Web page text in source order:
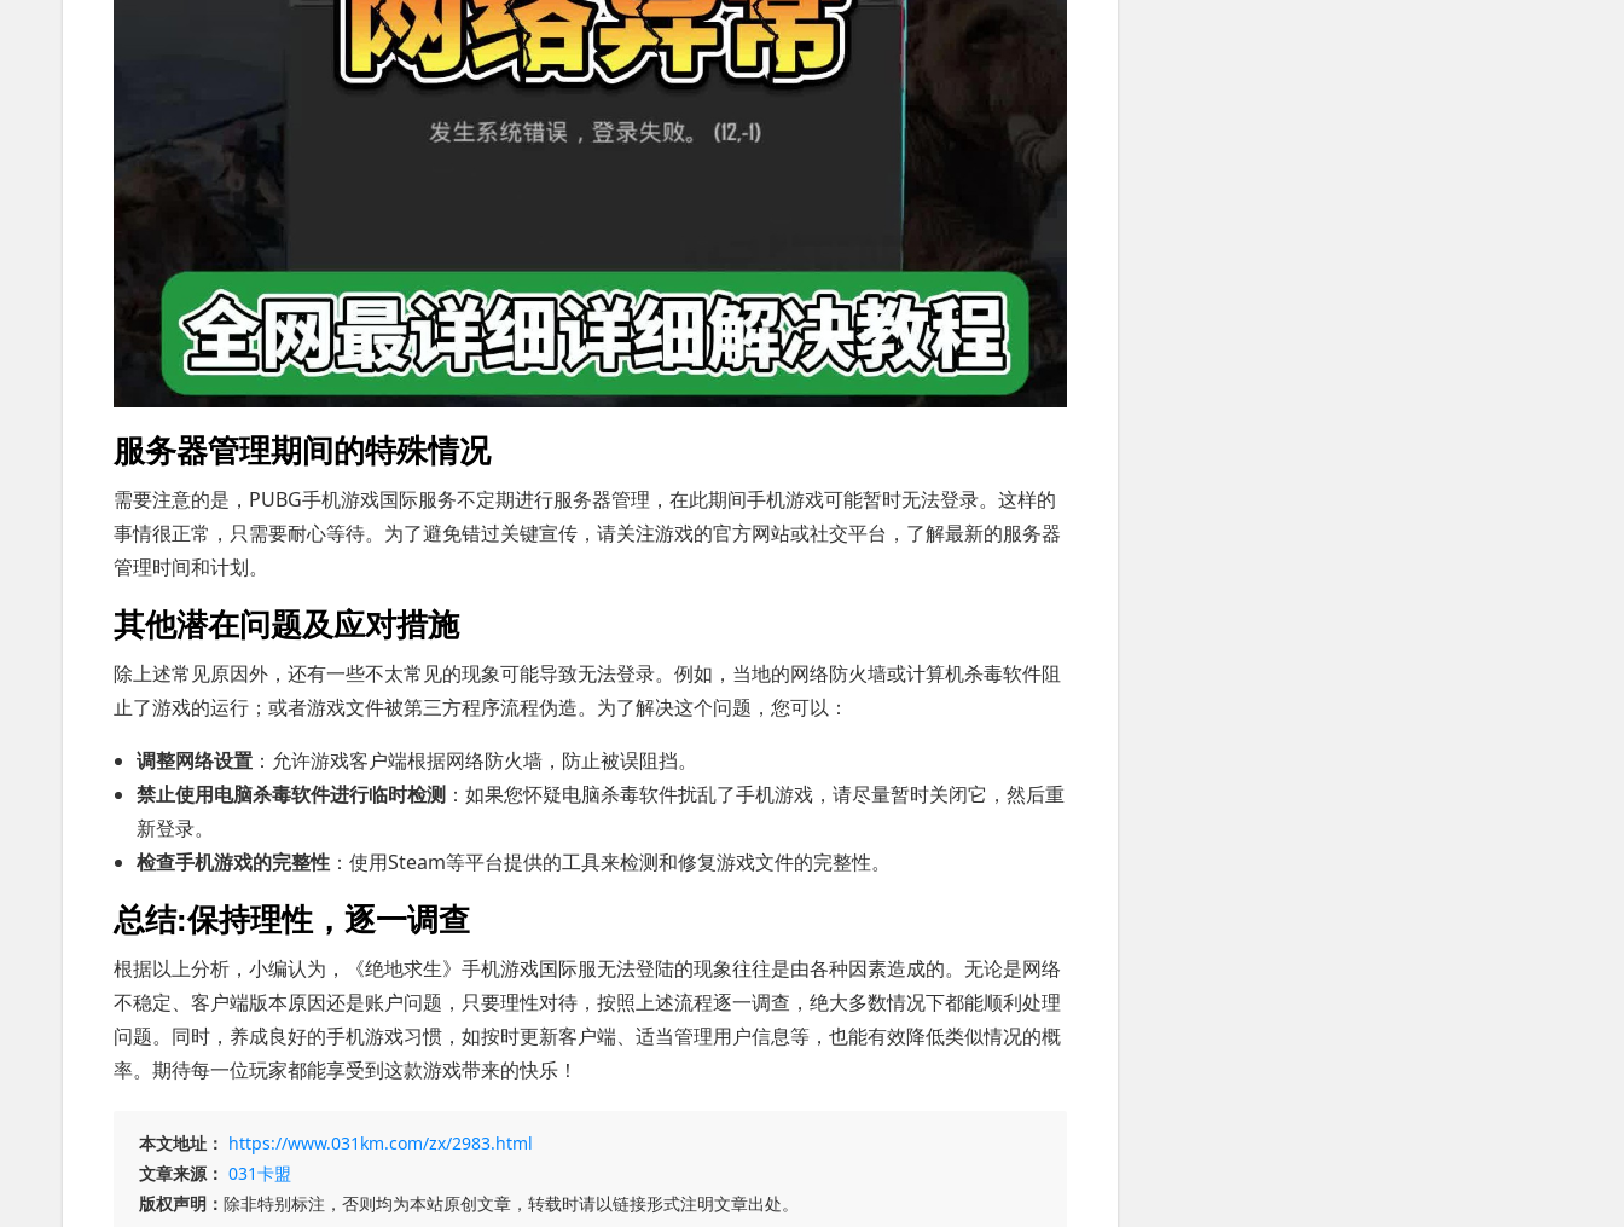
服务器管理期间的特殊情况
需要注意的是，PUBG手机游戏国际服务不定期进行服务器管理，在此期间手机游戏可能暂时无法登录。这样的
事情很正常，只需要耐心等待。为了避免错过关键宣传，请关注游戏的官方网站或社交平台，了解最新的服务器
管理时间和计划。
其他潜在问题及应对措施
除上述常见原因外，还有一些不太常见的现象可能导致无法登录。例如，当地的网络防火墙或计算机杀毒软件阻
止了游戏的运行；或者游戏文件被第三方程序流程伪造。为了解决这个问题，您可以：
调整网络设置 ：允许游戏客户端根据网络防火墙，防止被误阻挡。
禁止使用电脑杀毒软件进行临时检测 ：如果您怀疑电脑杀毒软件扰乱了手机游戏，请尽量暂时关闭它，然后重
新登录。
检查手机游戏的完整性 ：使用Steam等平台提供的工具来检测和修复游戏文件的完整性。
总结:保持理性，逐一调查
根据以上分析，小编认为，《绝地求生》手机游戏国际服无法登陆的现象往往是由各种因素造成的。无论是网络
不稳定、客户端版本原因还是账户问题，只要理性对待，按照上述流程逐一调查，绝大多数情况下都能顺利处理
问题。同时，养成良好的手机游戏习惯，如按时更新客户端、适当管理用户信息等，也能有效降低类似情况的概
率。期待每一位玩家都能享受到这款游戏带来的快乐！
本文地址： https://www.031km.com/zx/2983.html
文章来源： 031卡盟
版权声明： 除非特别标注，否则均为本站原创文章，转载时请以链接形式注明文章出处。